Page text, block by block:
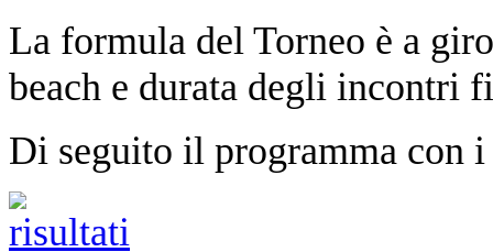
La formula del Torneo è a
beach e durata degli incontri
Di seguito il programma con